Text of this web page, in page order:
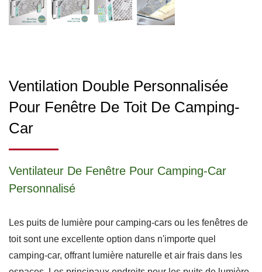
Ventilation Double Personnalisée
Pour Fenêtre De Toit De Camping-
Car
Ventilateur De Fenêtre Pour Camping-Car
Personnalisé
Les puits de lumière pour camping-cars ou les fenêtres de
toit sont une excellente option dans n'importe quel
camping-car, offrant lumière naturelle et air frais dans les